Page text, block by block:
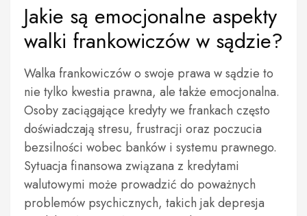
Jakie są emocjonalne aspekty
walki frankowiczów w sądzie?
Walka frankowiczów o swoje prawa w sądzie to
nie tylko kwestia prawna, ale także emocjonalna.
Osoby zaciągające kredyty we frankach często
doświadczają stresu, frustracji oraz poczucia
bezsilności wobec banków i systemu prawnego.
Sytuacja finansowa związana z kredytami
walutowymi może prowadzić do poważnych
problemów psychicznych, takich jak depresja